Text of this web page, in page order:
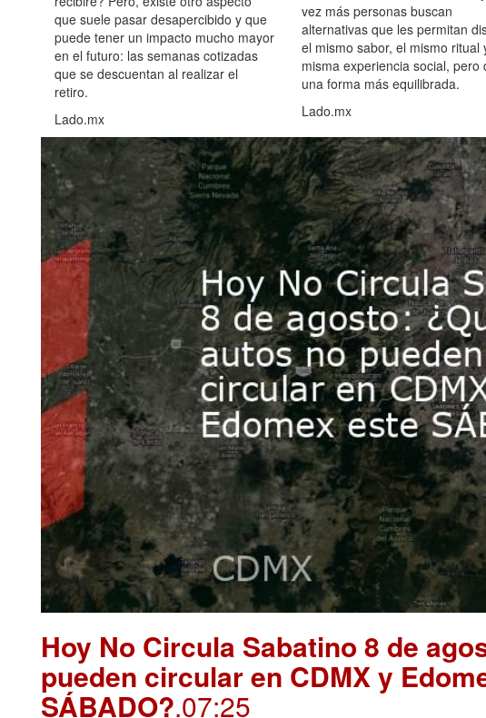
que suele pasar desapercibido y que
puede tener un impacto mucho mayor
en el futuro: las semanas cotizadas
que se descuentan al realizar el
retiro.
Lado.mx
vez más personas buscan
alternativas que les permitan
el mismo sabor, el mismo ritual
misma experiencia social, pero
una forma más equilibrada.
Lado.mx
Hoy No Circula Sabatino 8 de
pueden circular en CDMX y
SÁBADO?.07:25